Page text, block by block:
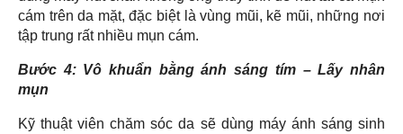
cám trên da mặt, đặc biệt là vùng mũi, kẽ mũi, những nơi
tập trung rất nhiều mụn cám.
Bước 4: Vô khuẩn bằng ánh sáng tím – Lấy nhân
mụn
Kỹ thuật viên chăm sóc da sẽ dùng máy ánh sáng sinh